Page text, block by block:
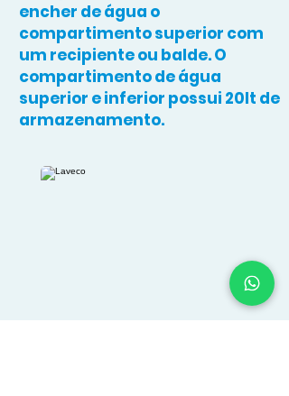
encher de água o
compartimento superior com
um recipiente ou balde. O
compartimento de água
superior e inferior possui 20lt de
armazenamento.